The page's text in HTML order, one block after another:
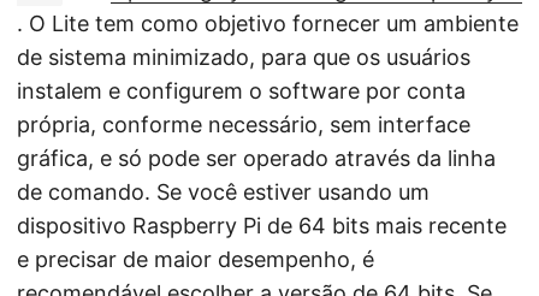
. O Lite tem como objetivo fornecer um ambiente
de sistema minimizado, para que os usuários
instalem e configurem o software por conta
própria, conforme necessário, sem interface
gráfica, e só pode ser operado através da linha
de comando. Se você estiver usando um
dispositivo Raspberry Pi de 64 bits mais recente
e precisar de maior desempenho, é